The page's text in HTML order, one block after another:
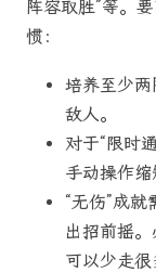
阵容取胜”等。
惯：
培养至少
敌人。
对于“限时
手动操作缩
“无伤”成
出招前摇
可以少走很